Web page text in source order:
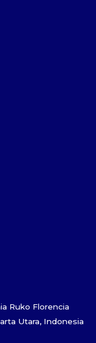
Ruko Florencia
Utara, Indonesia